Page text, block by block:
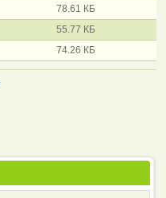
78.61 КБ
55.77 КБ
74.26 КБ